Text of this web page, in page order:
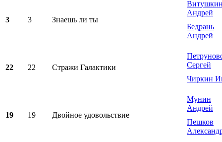
3 3 Знаешь ли ты
Андрей
Бедрань
Андрей
22 22 Стражи Галактики
Сергей
Чиркин
19 19 Двойное удовольствие
Мунин
Андрей
Пешков